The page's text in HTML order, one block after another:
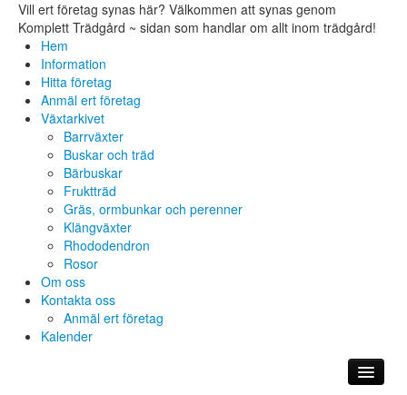
Vill ert företag synas här? Välkommen att synas genom
Komplett Trädgård ~ sidan som handlar om allt inom trädgård!
Hem
Information
Hitta företag
Anmäl ert företag
Växtarkivet
Barrväxter
Buskar och träd
Bärbuskar
Fruktträd
Gräs, ormbunkar och perenner
Klängväxter
Rhododendron
Rosor
Om oss
Kontakta oss
Anmäl ert företag
Kalender